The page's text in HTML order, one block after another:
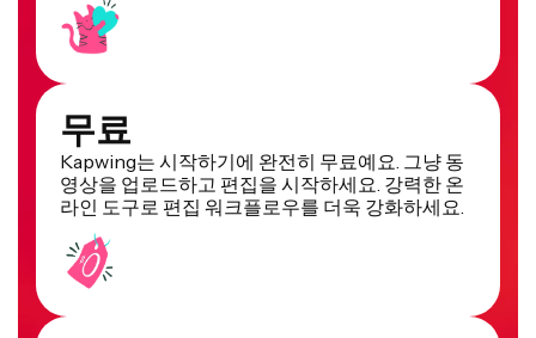
무료
Kapwing는 시작하기에 완전히 무료예요. 그냥 동
영상을 업로드하고 편집을 시작하세요. 강력한 온
라인 도구로 편집 워크플로우를 더욱 강화하세요.